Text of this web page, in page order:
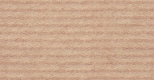
μικροπλαστικά στον
αγέννητων μωρών